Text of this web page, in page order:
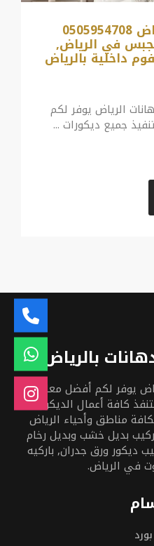
معلم فوم جدران الرياض 0505954708
في الرياض,
داخلية بالرياض
الرياض يوفر لكم
جميع ديكورات ...
بالرياض
يوفر لكم أفضل معلم
كافة أعمال الديكور
مناطق وأحياء الرياض
بديل خشب وبديل رخام
ديكور ورق جدران, باركيه
في الرياض.